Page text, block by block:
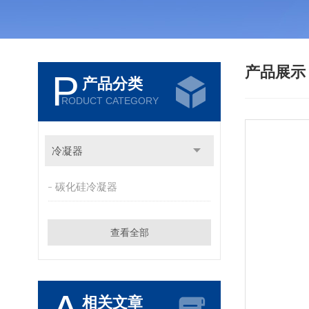
P 产品分类
RODUCT CATEGORY
冷凝器
碳化硅冷凝器
查看全部
相关文章
产品展示